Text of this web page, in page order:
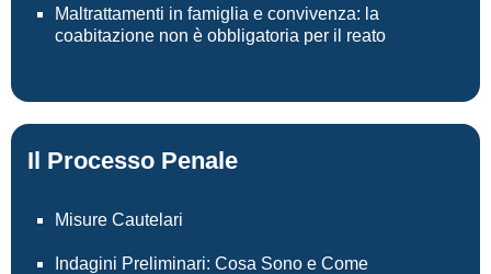
Il Processo Penale
Misure Cautelari
Indagini Preliminari: Cosa Sono e Come
Maltrattamenti in famiglia e convivenza: la
coabitazione non è obbligatoria per il reato